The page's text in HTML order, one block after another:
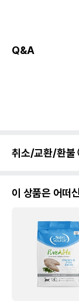
Q&A
취소/교환/환불
이 상품은 어떠